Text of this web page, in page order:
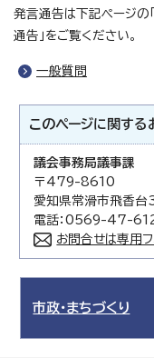
発言通告は下記ページ
通告」をご覧ください。
一般質問
このページに関する
議会事務局議事課
〒479-8610
愛知県常滑市飛香
電話：0569-47-
お問合せは専用
市政・まちづくり